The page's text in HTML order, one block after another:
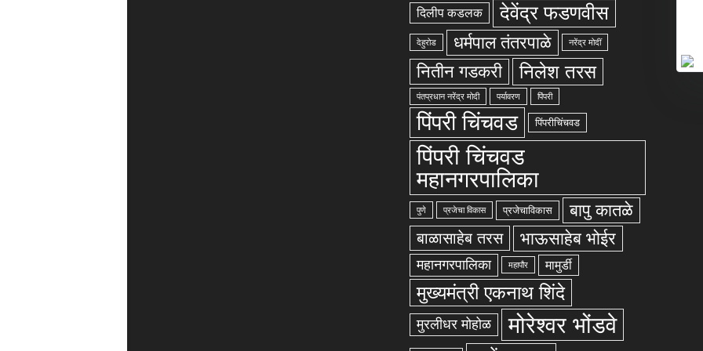
दिलीप कडलक देवेंद्र फडणवीस
देहुरोड धर्मपाल तंतरपाळे नरेंद्र मोदीं
नितीन गडकरी निलेश तरस
पंतप्रधान नरेंद्र मोदी पर्यावरण पिंपरी
पिंपरी चिंचवड पिंपरीचिंचवड
पिंपरी चिंचवड
महानगरपालिका
पुणे प्रजेचा विकास प्रजेचाविकास बापु कातळे
बाळासाहेब तरस भाऊसाहेब भोईर
महानगरपालिका महापौर मामुर्डी
मुख्यमंत्री एकनाथ शिंदे
मुरलीधर मोहोळ मोरेश्वर भोंडवे